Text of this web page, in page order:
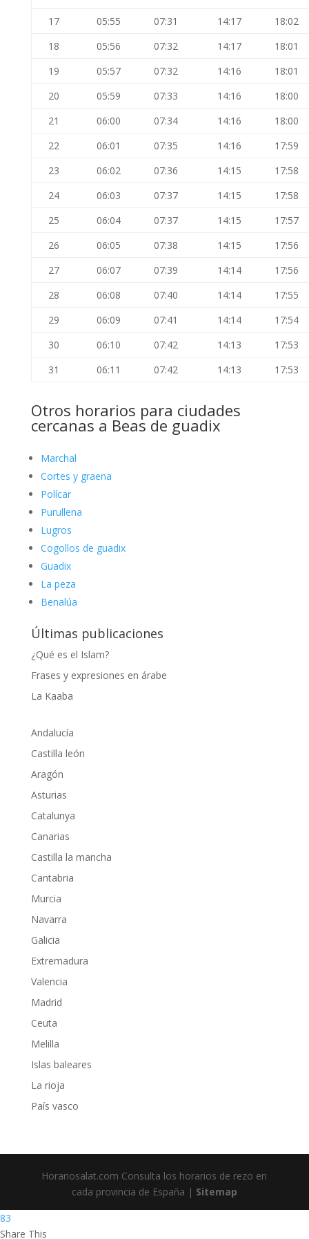
17
05:55 07:31 14:17
18:02
18
05:56 07:32 14:17
18:01
19
05:57 07:32 14:16
18:01
20
05:59 07:33 14:16
18:00
21
06:00 07:34 14:16
18:00
22
06:01 07:35 14:16
17:59
23
06:02 07:36 14:15
17:58
24
06:03 07:37 14:15
17:58
25
06:04 07:37 14:15
17:57
26
06:05 07:38 14:15
17:56
27
06:07 07:39 14:14
17:56
28
06:08 07:40 14:14
17:55
29
06:09 07:41 14:14
17:54
30
06:10 07:42 14:13
17:53
31
06:11 07:42 14:13 17:53
Otros horarios para ciudades
cercanas a Beas de guadix
Marchal
Cortes y graena
Polícar
Purullena
Lugros
Cogollos de guadix
Guadix
La peza
Benalúa
Últimas publicaciones
¿Qué es el Islam?
Frases y expresiones en árabe
La Kaaba
Andalucía
Castilla león
Aragón
Asturias
Catalunya
Canarias
Castilla la mancha
Cantabria
Murcia
Navarra
Galicia
Extremadura
Valencia
Madrid
Ceuta
Melilla
Islas baleares
La rioja
País vasco
Horariosalat.com Consulta los horarios de rezo en
cada provincia de España | Sitemap
83
Share This